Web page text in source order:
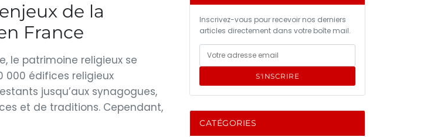
de la
France
le patrimoine religieux se
000 édifices religieux
jusqu’aux synagogues,
et de traditions. Cependant,
Inscrivez-vous pour recevoir nos derniers
articles directement dans votre boîte mail.
S'INSCRIRE
CATÉGORIES